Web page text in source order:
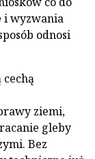
i wyzwania
odnosi
ziemi,
gleby
Bez